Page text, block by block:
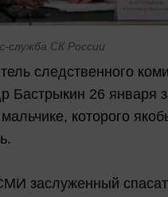
служба СК России
следственного
Бастрыкин 26 января
которого
заслуженный